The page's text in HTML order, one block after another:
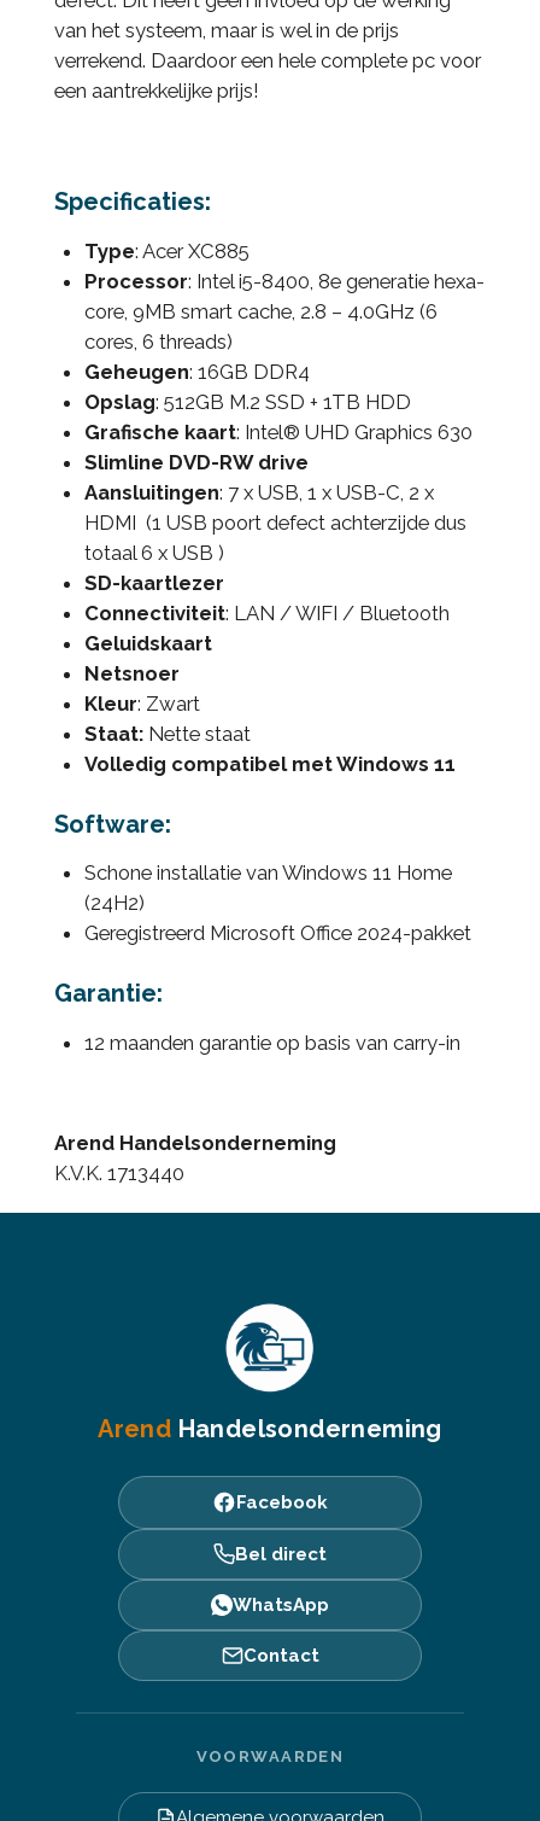
van het systeem, maar is wel in de prijs
verrekend. Daardoor een hele complete pc voor
een aantrekkelijke prijs!
Specificaties:
Type: Acer XC885
Processor: Intel i5-8400, 8e generatie hexa-
core, 9MB smart cache, 2.8 – 4.0GHz (6
cores, 6 threads)
Geheugen: 16GB DDR4
Opslag: 512GB M.2 SSD + 1TB HDD
Grafische kaart: Intel® UHD Graphics 630
Slimline DVD-RW drive
Aansluitingen: 7 x USB, 1 x USB-C, 2 x
HDMI (1 USB poort defect achterzijde dus
totaal 6 x USB )
SD-kaartlezer
Connectiviteit: LAN / WIFI / Bluetooth
Geluidskaart
Netsnoer
Kleur: Zwart
Staat:Nette staat
Volledig compatibel met Windows 11
Software:
Schone installatie van Windows 11 Home
(24H2)
Geregistreerd Microsoft Office 2024-pakket
Garantie:
12 maanden garantie op basis van carry-in
Arend Handelsonderneming
K.V.K. 1713440
Arend Handelsonderneming
Facebook
Bel direct
WhatsApp
Contact
VOORWAARDEN